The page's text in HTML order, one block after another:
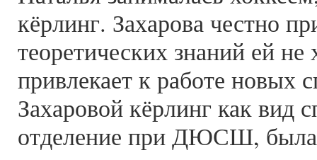
кёрлинг. Захарова честно
теоретических знаний ей не
привлекает к работе новых
Захаровой кёрлинг как вид
отделение при ДЮСШ, была